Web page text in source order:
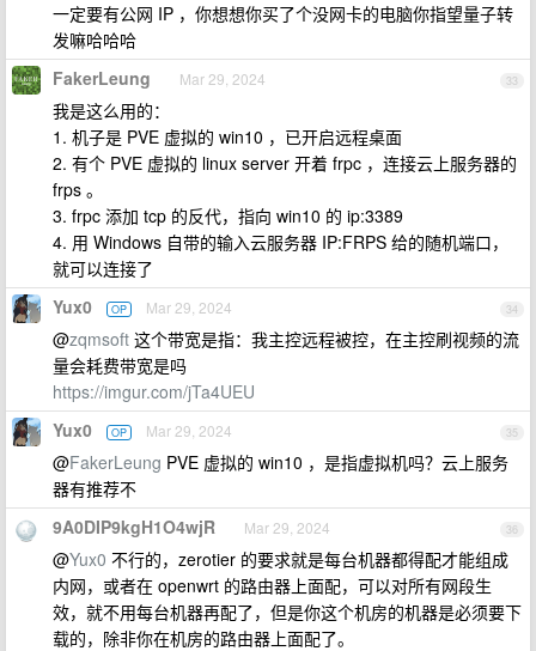
一定要有公网 IP ，你想想你买了个没网卡的电脑你指望量子转
发嘛哈哈哈
33
FakerLeung Mar 29, 2024
我是这么用的：
1. 机子是 PVE 虚拟的 win10 ，已开启远程桌面
2. 有个 PVE 虚拟的 linux server 开着 frpc ，连接云上服务器的
frps 。
3. frpc 添加 tcp 的反代，指向 win10 的 ip:3389
4. 用 Windows 自带的输入云服务器 IP:FRPS 给的随机端口，
就可以连接了
34
Yux0 OP Mar 29, 2024
@zqmsoft 这个带宽是指：我主控远程被控，在主控刷视频的流
量会耗费带宽是吗
https://imgur.com/jTa4UEU
35
Yux0 OP Mar 29, 2024
@FakerLeung PVE 虚拟的 win10 ，是指虚拟机吗？云上服务
器有推荐不
36
9A0DIP9kgH1O4wjR Mar 29, 2024
@Yux0 不行的，zerotier 的要求就是每台机器都得配才能组成
内网，或者在 openwrt 的路由器上面配，可以对所有网段生
效，就不用每台机器再配了，但是你这个机房的机器是必须要下
载的，除非你在机房的路由器上面配了。